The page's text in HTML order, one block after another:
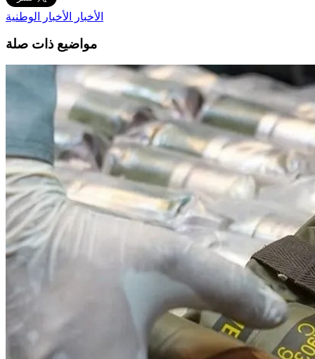
الأخبار الأخبار الوطنية
مواضيع ذات صلة